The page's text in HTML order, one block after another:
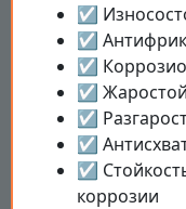
☑
☑
☑
☑
☑
☑
☑
коррозии